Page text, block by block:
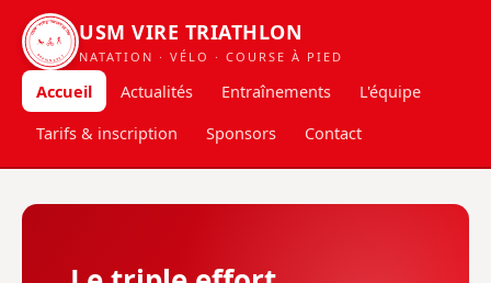
USM VIRE TRIATHLON
DEPUIS 2021
USM VIRE TRIATHLON
NATATION · VÉLO · COURSE À PIED
Accueil Actualités Entraînements
L'équipe
Tarifs & inscription
Sponsors Contact